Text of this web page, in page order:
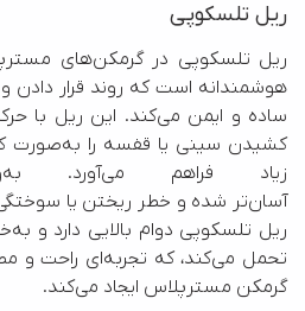
ریل تلسکوپی
ریل تلسکوپی در
هوشمندانه است که روند قرار دادن
ساده و ایمن می‌کند. این
کشیدن سینی
تحمل می‌کند، که
گرمکن مسترپلاس ایجاد می‌کند.